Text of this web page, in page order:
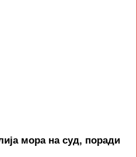
мора на суд, поради